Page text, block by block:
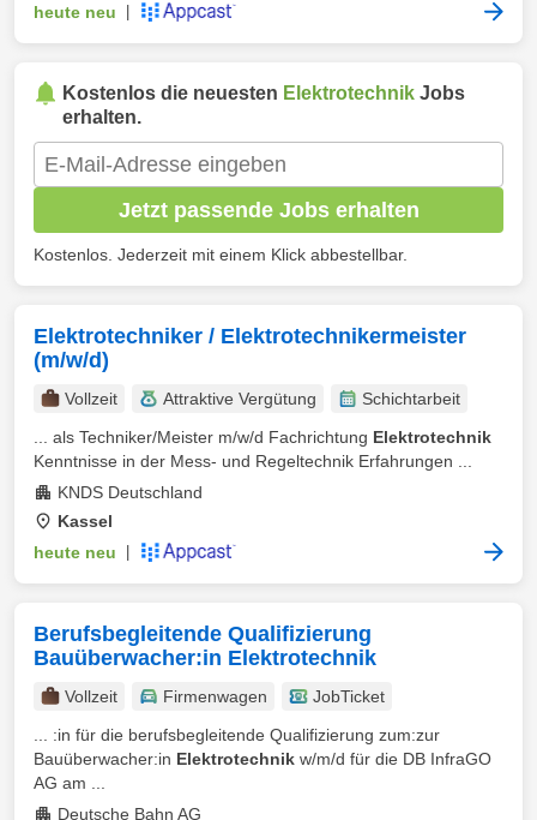
heute neu
Kostenlos die neuesten Elektrotechnik Jobs
erhalten.
Jetzt passende Jobs erhalten
Kostenlos. Jederzeit mit einem Klick abbestellbar.
Elektrotechniker / Elektrotechnikermeister
(m/w/d)
Vollzeit Attraktive Vergütung
Schichtarbeit
... als Techniker/Meister m/w/d Fachrichtung Elektrotechnik
Kenntnisse in der Mess- und Regeltechnik Erfahrungen ...
KNDS Deutschland
Kassel
heute neu
Berufsbegleitende Qualifizierung
Bauüberwacher:in Elektrotechnik
Vollzeit Firmenwagen
JobTicket
... :in für die berufsbegleitende Qualifizierung zum:zur
Bauüberwacher:in Elektrotechnik w/m/d für die DB InfraGO
AG am ...
Deutsche Bahn AG